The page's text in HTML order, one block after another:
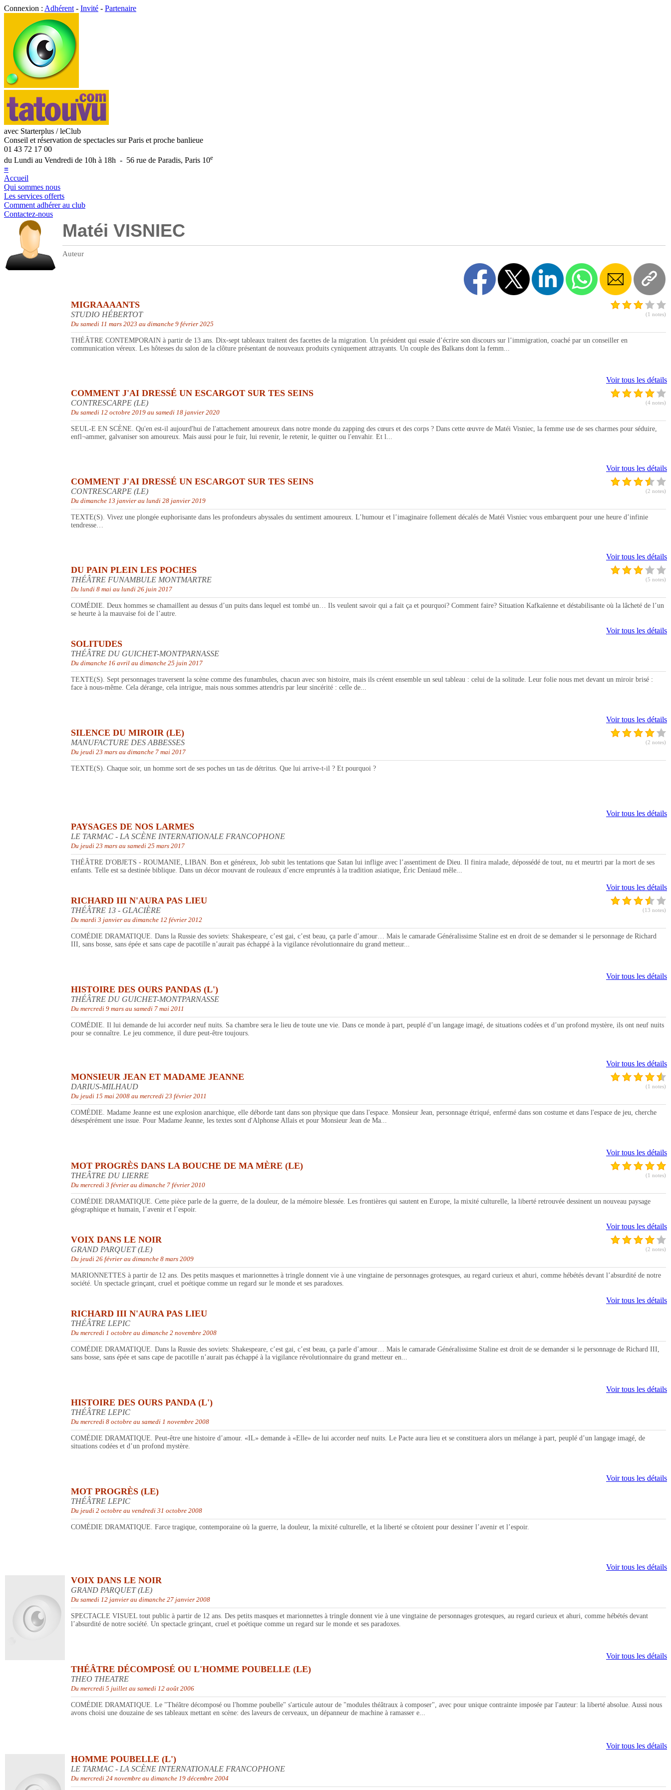
Connexion : Adhérent - Invité - Partenaire
avec Starterplus / leClub
Conseil et réservation de spectacles sur Paris et proche banlieue
01 43 72 17 00
du Lundi au Vendredi de 10h à 18h - 56 rue de Paradis, Paris 10e
≡
Accueil
Qui sommes nous
Les services offerts
Comment adhérer au club
Contactez-nous
Matéi VISNIEC
Auteur
(1 notes)
MIGRAAAANTS
STUDIO HÉBERTOT
Du samedi 11 mars 2023 au dimanche 9 février 2025
THÉÂTRE CONTEMPORAIN à partir de 13 ans. Dix-sept tableaux traitent des facettes de la migration. Un président qui essaie d’écrire son discours sur l’immigration, coaché par un conseiller en
communication véreux. Les hôtesses du salon de la clôture présentant de nouveaux produits cyniquement attrayants. Un couple des Balkans dont la femm...
Voir tous les détails
(4 notes)
COMMENT J'AI DRESSÉ UN ESCARGOT SUR TES SEINS
CONTRESCARPE (LE)
Du samedi 12 octobre 2019 au samedi 18 janvier 2020
SEUL-E EN SCÈNE. Qu'en est-il aujourd'hui de l'attachement amoureux dans notre monde du zapping des cœurs et des corps ? Dans cette œuvre de Matéi Visniec, la femme use de ses charmes pour séduire,
enfl¬ammer, galvaniser son amoureux. Mais aussi pour le fuir, lui revenir, le retenir, le quitter ou l'envahir. Et l...
Voir tous les détails
(2 notes)
COMMENT J'AI DRESSÉ UN ESCARGOT SUR TES SEINS
CONTRESCARPE (LE)
Du dimanche 13 janvier au lundi 28 janvier 2019
TEXTE(S). Vivez une plongée euphorisante dans les profondeurs abyssales du sentiment amoureux. L’humour et l’imaginaire follement décalés de Matéi Visniec vous embarquent pour une heure d’infinie
tendresse…
Voir tous les détails
(5 notes)
DU PAIN PLEIN LES POCHES
THÉÂTRE FUNAMBULE MONTMARTRE
Du lundi 8 mai au lundi 26 juin 2017
COMÉDIE. Deux hommes se chamaillent au dessus d’un puits dans lequel est tombé un… Ils veulent savoir qui a fait ça et pourquoi? Comment faire? Situation Kafkaïenne et déstabilisante où la lâcheté de l’un
se heurte à la mauvaise foi de l’autre.
Voir tous les détails
SOLITUDES
THÉÂTRE DU GUICHET-MONTPARNASSE
Du dimanche 16 avril au dimanche 25 juin 2017
TEXTE(S). Sept personnages traversent la scène comme des funambules, chacun avec son histoire, mais ils créent ensemble un seul tableau : celui de la solitude. Leur folie nous met devant un miroir brisé :
face à nous-même. Cela dérange, cela intrigue, mais nous sommes attendris par leur sincérité : celle de...
Voir tous les détails
(2 notes)
SILENCE DU MIROIR (LE)
MANUFACTURE DES ABBESSES
Du jeudi 23 mars au dimanche 7 mai 2017
TEXTE(S). Chaque soir, un homme sort de ses poches un tas de détritus. Que lui arrive-t-il ? Et pourquoi ?
Voir tous les détails
PAYSAGES DE NOS LARMES
LE TARMAC - LA SCÈNE INTERNATIONALE FRANCOPHONE
Du jeudi 23 mars au samedi 25 mars 2017
THÉÂTRE D'OBJETS - ROUMANIE, LIBAN. Bon et généreux, Job subit les tentations que Satan lui inflige avec l’assentiment de Dieu. Il finira malade, dépossédé de tout, nu et meurtri par la mort de ses
enfants. Telle est sa destinée biblique. Dans un décor mouvant de rouleaux d’encre empruntés à la tradition asiatique, Éric Deniaud mêle...
Voir tous les détails
(13 notes)
RICHARD III N'AURA PAS LIEU
THÉÂTRE 13 - GLACIÈRE
Du mardi 3 janvier au dimanche 12 février 2012
COMÉDIE DRAMATIQUE. Dans la Russie des soviets: Shakespeare, c’est gai, c’est beau, ça parle d’amour… Mais le camarade Généralissime Staline est en droit de se demander si le personnage de Richard
III, sans bosse, sans épée et sans cape de pacotille n’aurait pas échappé à la vigilance révolutionnaire du grand metteur...
Voir tous les détails
HISTOIRE DES OURS PANDAS (L')
THÉÂTRE DU GUICHET-MONTPARNASSE
Du mercredi 9 mars au samedi 7 mai 2011
COMÉDIE. Il lui demande de lui accorder neuf nuits. Sa chambre sera le lieu de toute une vie. Dans ce monde à part, peuplé d’un langage imagé, de situations codées et d’un profond mystère, ils ont neuf nuits
pour se connaître. Le jeu commence, il dure peut-être toujours.
Voir tous les détails
(1 notes)
MONSIEUR JEAN ET MADAME JEANNE
DARIUS-MILHAUD
Du jeudi 15 mai 2008 au mercredi 23 février 2011
COMÉDIE. Madame Jeanne est une explosion anarchique, elle déborde tant dans son physique que dans l'espace. Monsieur Jean, personnage étriqué, enfermé dans son costume et dans l'espace de jeu, cherche
désespérément une issue. Pour Madame Jeanne, les textes sont d'Alphonse Allais et pour Monsieur Jean de Ma...
Voir tous les détails
(1 notes)
MOT PROGRÈS DANS LA BOUCHE DE MA MÈRE (LE)
THEÂTRE DU LIERRE
Du mercredi 3 février au dimanche 7 février 2010
COMÉDIE DRAMATIQUE. Cette pièce parle de la guerre, de la douleur, de la mémoire blessée. Les frontières qui sautent en Europe, la mixité culturelle, la liberté retrouvée dessinent un nouveau paysage
géographique et humain, l’avenir et l’espoir.
Voir tous les détails
(2 notes)
VOIX DANS LE NOIR
GRAND PARQUET (LE)
Du jeudi 26 février au dimanche 8 mars 2009
MARIONNETTES à partir de 12 ans. Des petits masques et marionnettes à tringle donnent vie à une vingtaine de personnages grotesques, au regard curieux et ahuri, comme hébétés devant l’absurdité de notre
société. Un spectacle grinçant, cruel et poétique comme un regard sur le monde et ses paradoxes.
Voir tous les détails
RICHARD III N'AURA PAS LIEU
THÉÂTRE LEPIC
Du mercredi 1 octobre au dimanche 2 novembre 2008
COMÉDIE DRAMATIQUE. Dans la Russie des soviets: Shakespeare, c’est gai, c’est beau, ça parle d’amour… Mais le camarade Généralissime Staline est droit de se demander si le personnage de Richard III,
sans bosse, sans épée et sans cape de pacotille n’aurait pas échappé à la vigilance révolutionnaire du grand metteur en...
Voir tous les détails
HISTOIRE DES OURS PANDA (L')
THÉÂTRE LEPIC
Du mercredi 8 octobre au samedi 1 novembre 2008
COMÉDIE DRAMATIQUE. Peut-être une histoire d’amour. «IL» demande à «Elle» de lui accorder neuf nuits. Le Pacte aura lieu et se constituera alors un mélange à part, peuplé d’un langage imagé, de
situations codées et d’un profond mystère.
Voir tous les détails
MOT PROGRÈS (LE)
THÉÂTRE LEPIC
Du jeudi 2 octobre au vendredi 31 octobre 2008
COMÉDIE DRAMATIQUE. Farce tragique, contemporaine où la guerre, la douleur, la mixité culturelle, et la liberté se côtoient pour dessiner l’avenir et l’espoir.
Voir tous les détails
VOIX DANS LE NOIR
GRAND PARQUET (LE)
Du samedi 12 janvier au dimanche 27 janvier 2008
SPECTACLE VISUEL tout public à partir de 12 ans. Des petits masques et marionnettes à tringle donnent vie à une vingtaine de personnages grotesques, au regard curieux et ahuri, comme hébétés devant
l’absurdité de notre société. Un spectacle grinçant, cruel et poétique comme un regard sur le monde et ses paradoxes.
Voir tous les détails
THÉÂTRE DÉCOMPOSÉ OU L'HOMME POUBELLE (LE)
THEO THEATRE
Du mercredi 5 juillet au samedi 12 août 2006
COMÉDIE DRAMATIQUE. Le "Théâtre décomposé ou l'homme poubelle" s'articule autour de "modules théâtraux à composer", avec pour unique contrainte imposée par l'auteur: la liberté absolue. Aussi nous
avons choisi une douzaine de ses tableaux mettant en scène: des laveurs de cerveaux, un dépanneur de machine à ramasser e...
Voir tous les détails
HOMME POUBELLE (L')
LE TARMAC - LA SCÈNE INTERNATIONALE FRANCOPHONE
Du mercredi 24 novembre au dimanche 19 décembre 2004